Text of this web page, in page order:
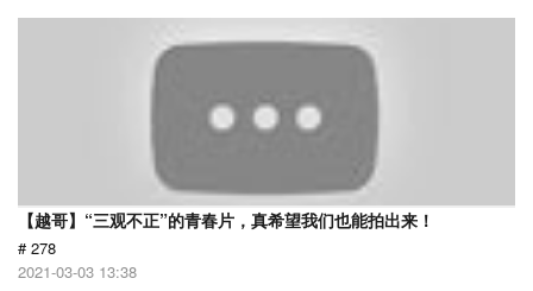
【越哥】“三观不正”的青春片，真希望我们也能拍出来！
# 278
2021-03-03 13:38